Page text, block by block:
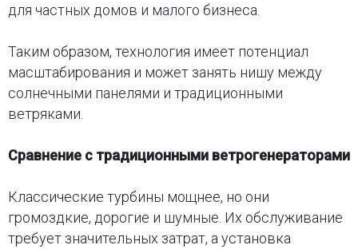
для частных домов и малого бизнеса.
Таким образом, технология имеет потенциал
масштабирования и может занять нишу между
солнечными панелями и традиционными
ветряками.
Сравнение с традиционными ветрогенераторами
Классические турбины мощнее, но они
громоздкие, дорогие и шумные. Их обслуживание
требует значительных затрат, а установка